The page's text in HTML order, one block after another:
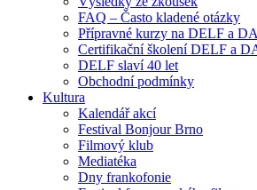
FAQ – Často kladené otázky
Přípravné kurzy na DELF a
Certifikační školení DELF a
DELF slaví 40 let
Obchodní podmínky
Kultura
Kalendář akcí
Festival Bonjour Brno
Filmový klub
Mediatéka
Dny frankofonie